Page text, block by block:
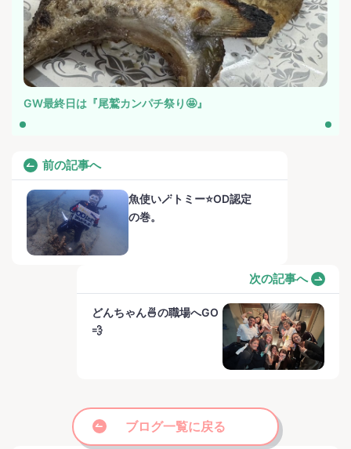
GW最終日は『尾鷲カンパチ祭り🤩』
前の記事へ
魚使い🪄トミー⭐️OD認定
の巻。
次の記事へ
どんちゃん🍜の職場へGO
💨
ブログ一覧に戻る